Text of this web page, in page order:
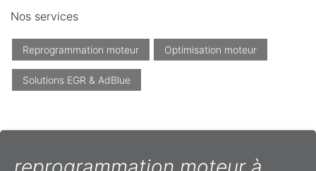
Nos services
Reprogrammation moteur Optimisation moteur
Solutions EGR & AdBlue